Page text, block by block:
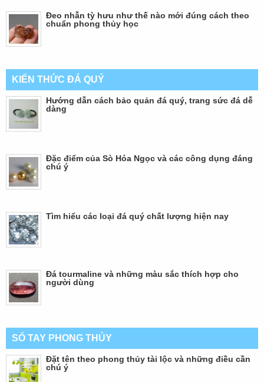
Đeo nhẫn tỳ hưu như thế nào mới đúng cách theo
chuẩn phong thủy học
KIẾN THỨC ĐÁ QUÝ
Hướng dẫn cách bảo quản đá quý, trang sức đá dễ
dàng
Đặc điểm của Sò Hóa Ngọc và các công dụng đáng
chú ý
Tìm hiểu các loại đá quý chất lượng hiện nay
Đá tourmaline và những màu sắc thích hợp cho
người dùng
SỔ TAY PHONG THỦY
Đặt tên theo phong thủy tài lộc và những điều cần
chú ý